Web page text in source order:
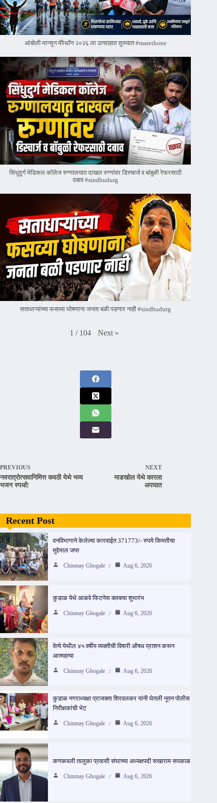
आंबोली मान्सून मॅरेथॉन २०२६ ला उत्साहात सुरुवात #marethone
सिंधुदुर्ग मेडिकल कॉलेज रुग्णालयात दाखल रुग्णांवर डिस्चार्ज व बांबुळी रेफरसाठी
दबाव #sindhudurg
सताधाऱ्यांच्या फसव्या घोषणाना जनता बळी पडणार नाही #sindhudurg
1 / 104 Next »
PREVIOUS
नवरात्रोत्सवानिमित्त कवठी येथे भव्य
भजन स्पर्धा!
NEXT
माडखोल येथे कारला
अपघात
Recent Post
वनविभागाने केलेल्या कारवाईत 371773/- रुपये किमतीचा
मुद्देमाल जप्त
Chinmay Ghogale Aug 6, 2026
कुडाळ येथे आळवे फिटनेस क्लबचा शुभारंभ
Chinmay Ghogale Aug 6, 2026
वेत्ये येथील ४५ वर्षीय व्यक्तीची विषारी औषध प्राशन करून
आत्महत्या
Chinmay Ghogale Aug 6, 2026
कुडाळ नगराध्यक्षा प्राजक्ता शिरवलकर यांनी घेतली नूतन पोलीस
निरीक्षकांची भेट
Chinmay Ghogale Aug 6, 2026
कणकवली तालुका प्रवासी संघाच्या अध्यक्षपदी सखाराम सपकाळ
Chinmay Ghogale Aug 6, 2026